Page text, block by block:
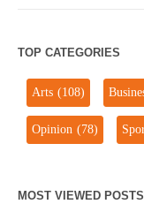
TOP CATEGORIES
Arts(108)
Opinion(78)
MOST VIEWED POSTS